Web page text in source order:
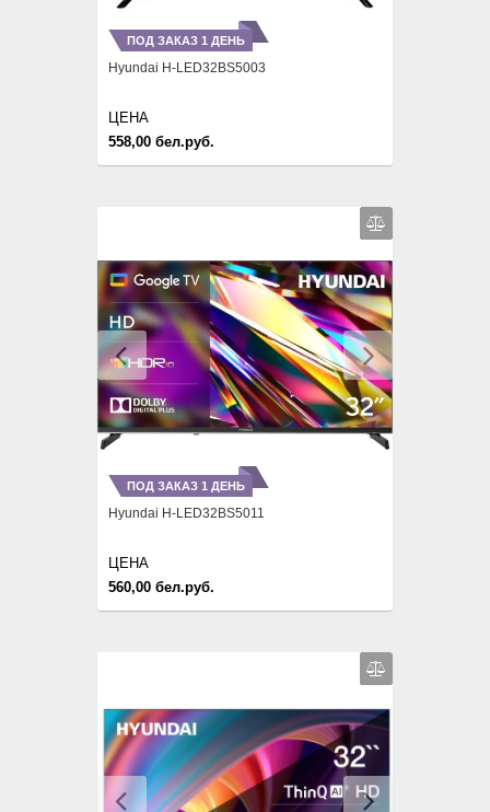
ПОД ЗАКАЗ 1 ДЕНЬ
Hyundai H-LED32BS5003
558,00 бел.руб.
ЦЕНА
Previous Next
ПОД ЗАКАЗ 1 ДЕНЬ
Hyundai H-LED32BS5011
560,00 бел.руб.
ЦЕНА
Previous Next